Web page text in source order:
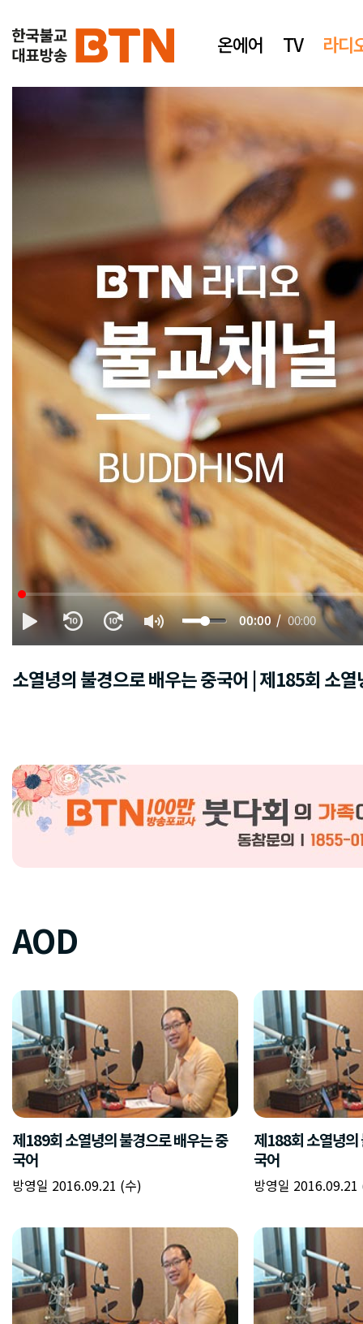
온에어 TV 라디
00:00 00:00
소열녕의 불경으로 배우는 중국어 | 제185회 소